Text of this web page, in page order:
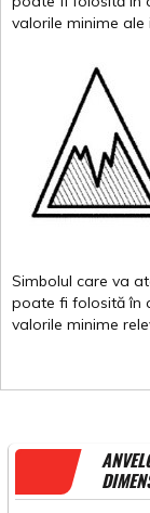
valorile minime ale
Simbolul care va
poate fi folosită în
valorile minime